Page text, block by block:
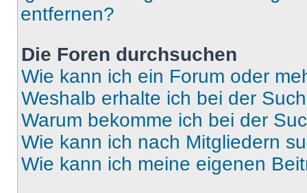
entfernen?
Die Foren durchsuchen
Wie kann ich ein Forum oder
Weshalb erhalte ich bei der
Warum bekomme ich bei der
Wie kann ich nach Mitgliedern
Wie kann ich meine eigenen